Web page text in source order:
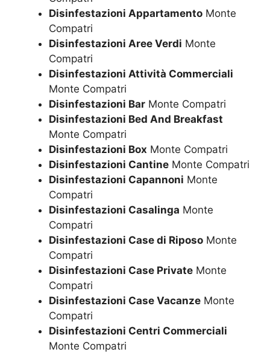
Disinfestazioni Appartamento Monte
Compatri
Disinfestazioni Aree Verdi Monte
Compatri
Disinfestazioni Attività Commerciali
Monte Compatri
Disinfestazioni Bar Monte Compatri
Disinfestazioni Bed And Breakfast
Monte Compatri
Disinfestazioni Box Monte Compatri
Disinfestazioni Cantine Monte Compatri
Disinfestazioni Capannoni Monte
Compatri
Disinfestazioni Casalinga Monte
Compatri
Disinfestazioni Case di Riposo Monte
Compatri
Disinfestazioni Case Private Monte
Compatri
Disinfestazioni Case Vacanze Monte
Compatri
Disinfestazioni Centri Commerciali
Monte Compatri